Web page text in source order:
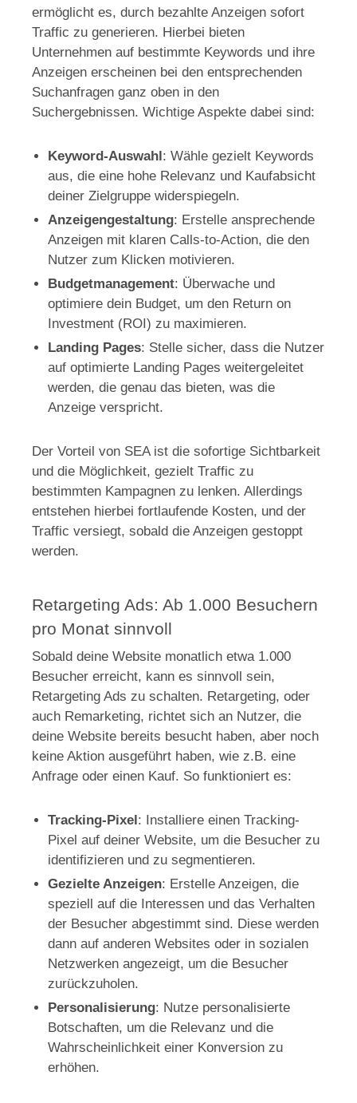
ermöglicht es, durch bezahlte Anzeigen sofort
Traffic zu generieren. Hierbei bieten
Unternehmen auf bestimmte Keywords und ihre
Anzeigen erscheinen bei den entsprechenden
Suchanfragen ganz oben in den
Suchergebnissen. Wichtige Aspekte dabei sind:
Keyword-Auswahl: Wähle gezielt Keywords
aus, die eine hohe Relevanz und Kaufabsicht
deiner Zielgruppe widerspiegeln.
Anzeigengestaltung: Erstelle ansprechende
Anzeigen mit klaren Calls-to-Action, die den
Nutzer zum Klicken motivieren.
Budgetmanagement: Überwache und
optimiere dein Budget, um den Return on
Investment (ROI) zu maximieren.
Landing Pages: Stelle sicher, dass die Nutzer
auf optimierte Landing Pages weitergeleitet
werden, die genau das bieten, was die
Anzeige verspricht.
Der Vorteil von SEA ist die sofortige Sichtbarkeit
und die Möglichkeit, gezielt Traffic zu
bestimmten Kampagnen zu lenken. Allerdings
entstehen hierbei fortlaufende Kosten, und der
Traffic versiegt, sobald die Anzeigen gestoppt
werden.
Retargeting Ads: Ab 1.000 Besuchern
pro Monat sinnvoll
Sobald deine Website monatlich etwa 1.000
Besucher erreicht, kann es sinnvoll sein,
Retargeting Ads zu schalten. Retargeting, oder
auch Remarketing, richtet sich an Nutzer, die
deine Website bereits besucht haben, aber noch
keine Aktion ausgeführt haben, wie z.B. eine
Anfrage oder einen Kauf. So funktioniert es:
Tracking-Pixel: Installiere einen Tracking-
Pixel auf deiner Website, um die Besucher zu
identifizieren und zu segmentieren.
Gezielte Anzeigen: Erstelle Anzeigen, die
speziell auf die Interessen und das Verhalten
der Besucher abgestimmt sind. Diese werden
dann auf anderen Websites oder in sozialen
Netzwerken angezeigt, um die Besucher
zurückzuholen.
Personalisierung: Nutze personalisierte
Botschaften, um die Relevanz und die
Wahrscheinlichkeit einer Konversion zu
erhöhen.